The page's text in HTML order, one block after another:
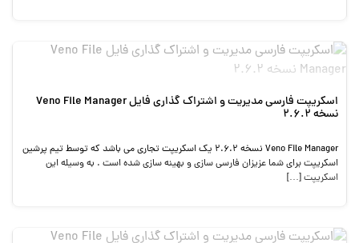
اسکریپت فارسی مدیریت و اشتراک گذاری فایل Veno File Manager
نسخه 2.6.2
Veno File Manager نسخه 2.6.2 یک اسکریپت تجاری می باشد که توسط تیم پرشین
اسکریپت برای شما عزیزان فارسی سازی و بهینه سازی شده است . به وسیله این
اسکریپت […]